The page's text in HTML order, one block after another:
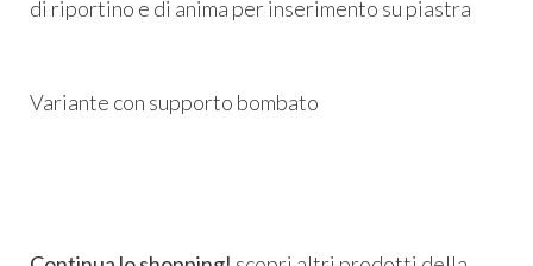
di riportino e di anima per inserimento su piastra
Variante con supporto bombato